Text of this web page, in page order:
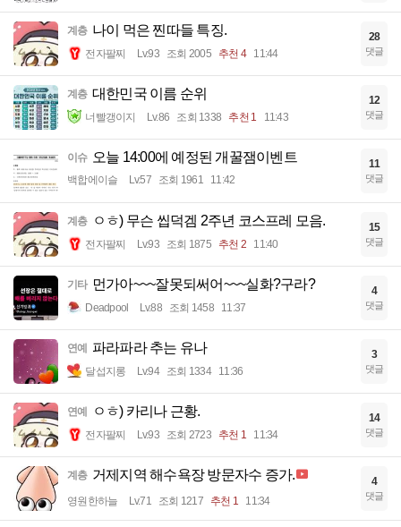
계층 나이 먹은 찐따들 특징.
전자팔찌 Lv.93 조회 2005 추천 4 11:44
28
댓글
계층 대한민국 이름 순위
너빨갱이지 Lv.86 조회 1338 추천 1 11:43
12
댓글
이슈 오늘 14:00에 예정된 개꿀잼이벤트
백합에이슬 Lv.57 조회 1961 11:42
11
댓글
계층 ㅇㅎ) 무슨 씹덕겜 2주년 코스프레 모음.
전자팔찌 Lv.93 조회 1875 추천 2 11:40
15
댓글
기타 먼가아~~~잘못되써어~~~실화?구라?
Deadpool Lv.88 조회 1458 11:37
4
댓글
연예 파라파라 추는 유나
달섭지롱 Lv.94 조회 1334 11:36
3
댓글
연예 ㅇㅎ) 카리나 근황.
전자팔찌 Lv.93 조회 2723 추천 1 11:34
14
댓글
계층 거제지역 해수욕장 방문자수 증가.
영원한하늘 Lv.71 조회 1217 추천 1 11:34
4
댓글